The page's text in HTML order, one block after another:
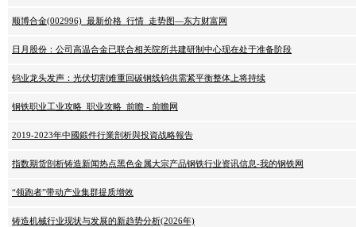
顺博合金(002996)_最新价格_行情_走势图—东方财富网
日月股份：公司高温合金已联合相关院所共建研制中心现在处于准备阶段
钨业龙头发声：光伏切割难重回碳钢线钨供需紧平衡整体上将持续
钢铁职业工业攻略_职业攻略_前瞻 - 前瞻网
2019-2023年中國鍛件行業剖析與投資战略報告
指数期货剖析铸造新闻热点黑色金属大宗产品钢铁行业资讯信息-我的钢铁网
“领跑者”带动产业集群提质增效
铸造机械行业现状与发展的新趋势分析(2026年)